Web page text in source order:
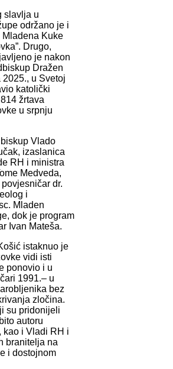
slavlja u
održano je i
Kuke
Drugo,
je nakon
Dražen
u Svetoj
katolički
žrtava
u srpnju
Vlado
izaslanica
RH i ministra
Medveda,
dr.
i
Mladen
dok je program
Ivan Mateša.
istaknuo je
vidi isti
ponovio i u
1991.– u
bez
zločina.
su pridonijeli
autoru
kao i Vladi RH i
branitelja na
i dostojnom